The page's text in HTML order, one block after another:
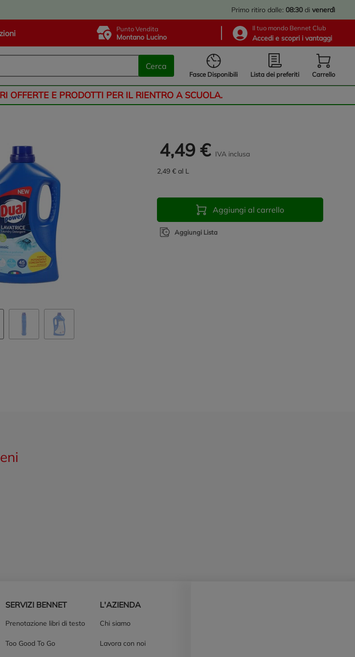
Primo ritiro dalle: 08:30 di venerdì
Punto Vendita
Montano Lucino
Il tuo mondo Bennet Club
Accedi e scopri i vantaggi
Cerca
Fasce Disponibili Lista dei preferiti Carrello
OFFERTE E PRODOTTI PER IL RIENTRO A SCUOLA.
4,49 € IVA inclusa
2,49 € al L
Aggiungi al carrello
Aggiungi Lista
SERVIZI BENNET
Prenotazione libri di testo
Too Good To Go
L'AZIENDA
Chi siamo
Lavora con noi